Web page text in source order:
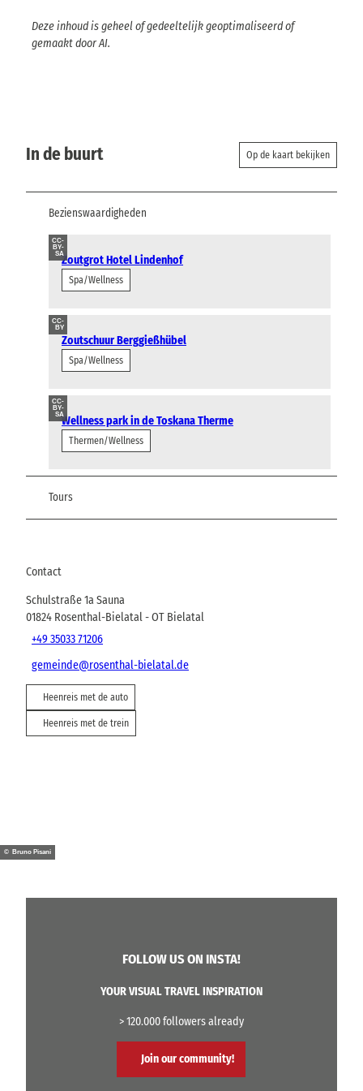
Deze inhoud is geheel of gedeeltelijk geoptimaliseerd of
gemaakt door AI.
In de buurt Op de kaart bekijken
Bezienswaardigheden
CC-
BY-
SAZoutgrot Hotel Lindenhof
Spa/Wellness
CC-
BY
Zoutschuur Berggießhübel
Spa/Wellness
CC-
BY-
SAWellness park in de Toskana Therme
Thermen/Wellness
Tours
Contact
Schulstraße 1a Sauna
01824 Rosenthal-Bielatal- OT Bielatal
+49 35033 71206
gemeinde@rosenthal-bielatal.de
Heenreis met de auto
Heenreis met de trein
© Bruno Pisani
FOLLOW US ON INSTA!
YOUR VISUAL TRAVEL INSPIRATION
> 120.000 followers already
Join our community!